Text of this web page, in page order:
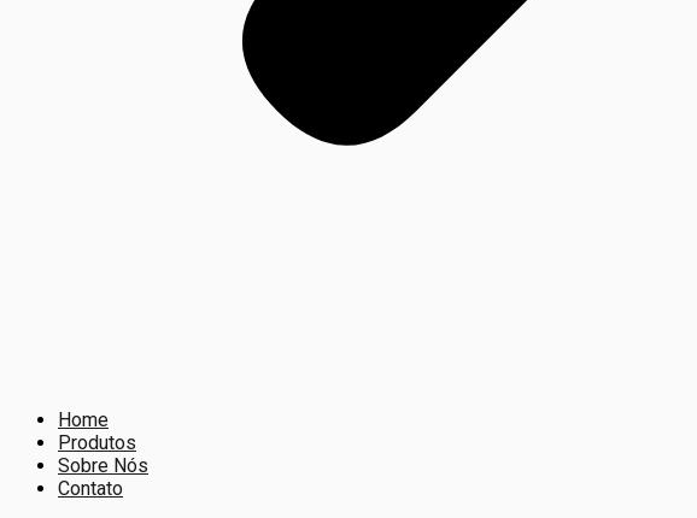
Home
Produtos
Sobre Nós
Contato